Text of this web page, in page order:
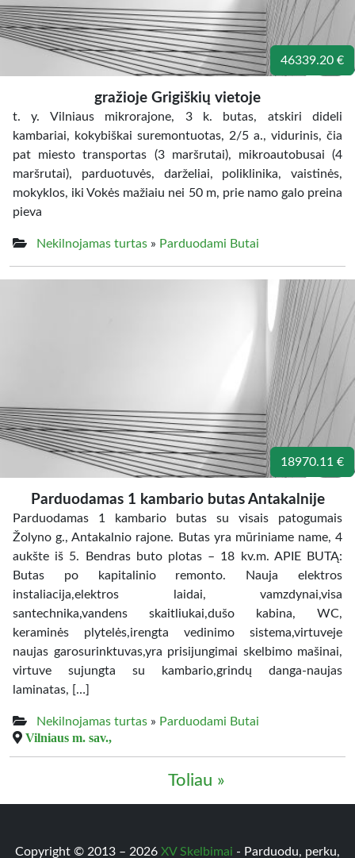
46339.20 €
gražioje Grigiškių vietoje
t. y. Vilniaus mikrorajone, 3 k. butas, atskiri dideli
kambariai, kokybiškai suremontuotas, 2/5 a., vidurinis, čia
pat miesto transportas (3 maršrutai), mikroautobusai (4
maršrutai), parduotuvės, darželiai, poliklinika, vaistinės,
mokyklos, iki Vokės mažiaiu nei 50 m, prie namo galo preina
pieva
Nekilnojamas turtas » Parduodami Butai
18970.11 €
Parduodamas 1 kambario butas Antakalnije
Parduodamas 1 kambario butas su visais patogumais
Žolyno g., Antakalnio rajone. Butas yra mūriniame name, 4
aukšte iš 5. Bendras buto plotas – 18 kv.m. APIE BUTĄ:
Butas po kapitalinio remonto. Nauja elektros
instaliacija,elektros laidai, vamzdynai,visa
santechnika,vandens skaitliukai,dušo kabina, WC,
keraminės plytelės,irengta vedinimo sistema,virtuveje
naujas garosurinktuvas,yra prisijungimai skelbimo mašinai,
virtuve sujungta su kambario,grindų danga-naujas
laminatas, […]
Nekilnojamas turtas » Parduodami Butai
Vilniaus m. sav.,
Toliau »
Copyright © 2013 – 2026 XV Skelbimai - Parduodu, perku,